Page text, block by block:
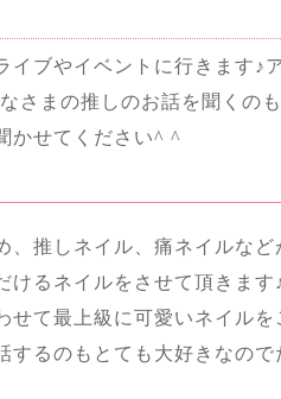
イブやイベントに行きます♪
さまの推しのお話を聞くの
かせてください^ ^
、推しネイル、痛ネイルなど
けるネイルをさせて頂きます
せて最上級に可愛いネイルを
するのもとても大好きなので